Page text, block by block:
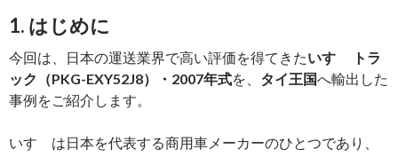
し
ま
し
1. はじめに
今回は、日本の運送業界で高い評価を得てきたいすゞ トラ
ック（PKG-EXY52J8）・2007年式を、 タイ王国へ輸出した
事例をご紹介します。
いすゞは日本を代表する商用車メーカーのひとつであり、